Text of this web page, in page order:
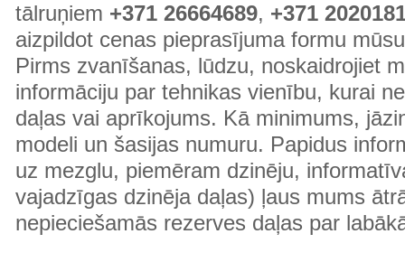
tālruņiem +371 26664689, +371
aizpildot cenas pieprasījuma formu
Pirms zvanīšanas, lūdzu, noskaidrojiet
informāciju par tehnikas vienību, kurai
daļas vai aprīkojums. Kā minimums,
modeli un šasijas numuru. Papidus
uz mezglu, piemēram dzinēju,
vajadzīgas dzinēja daļas) ļaus mums
nepieciešamās rezerves daļas par